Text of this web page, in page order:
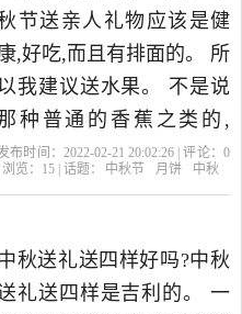
节送亲人礼物应该是健
,好吃,而且有排面的。 所
以我建议送水果。 不是说
种普通的香蕉之类的,
。现在中秋节流行送什
布时间：2022-02-21 20:02:26 | 评论： 0
| 浏览： 15 | 话题： 中秋节 月饼 中秋
秋送礼送四样好吗?中秋
礼送四样是吉利的。 一